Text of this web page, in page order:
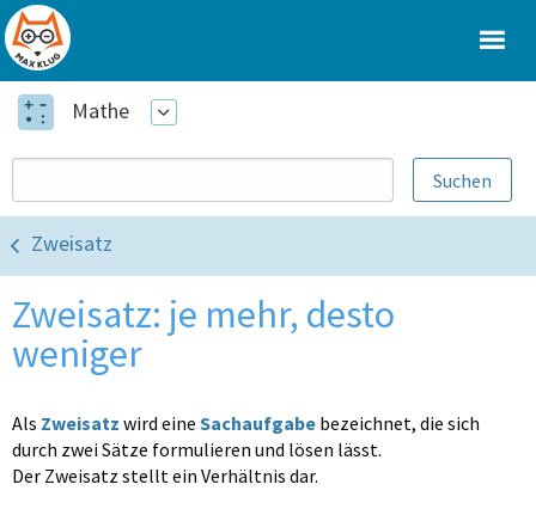
Mathe
Zweisatz
Zweisatz: je mehr, desto
weniger
Als Zweisatz wird eine Sachaufgabe bezeichnet, die sich
durch zwei Sätze formulieren und lösen lässt.
Der Zweisatz stellt ein Verhältnis dar.